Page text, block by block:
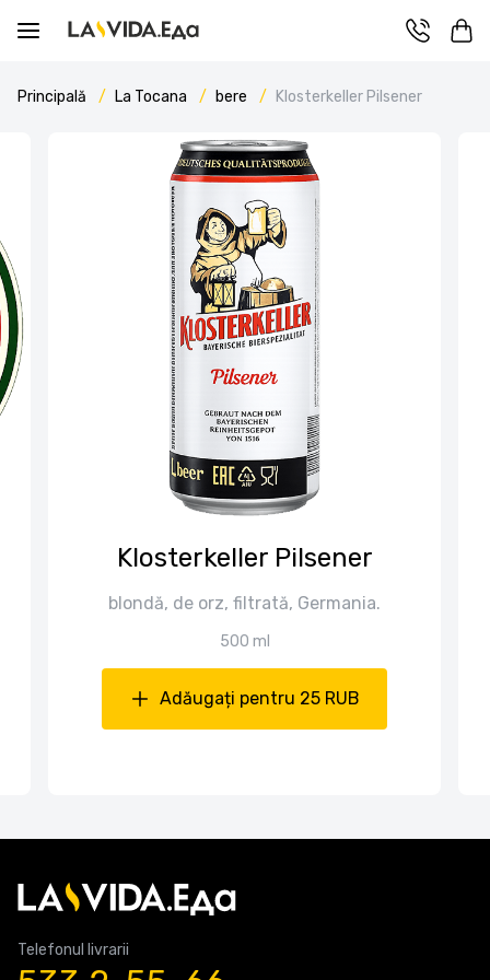
Principală La Tocana bere Klosterkeller Pilsener
Klosterkeller Pilsener
blondă, de orz, filtrată, Germania.
500 ml
Adăugați pentru 25 RUB
Telefonul livrarii